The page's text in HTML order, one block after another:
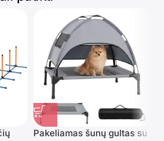
Pakeliamas šunų gultas su